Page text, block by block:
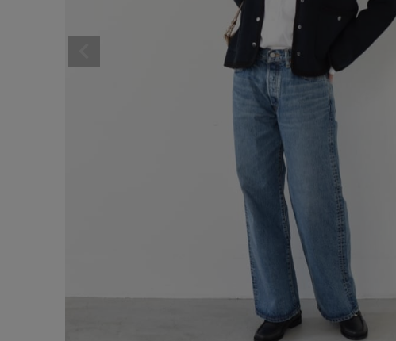
ゲスト
ログイン / マイページ
お気に入りアイテム
新規会員登録
ブランド